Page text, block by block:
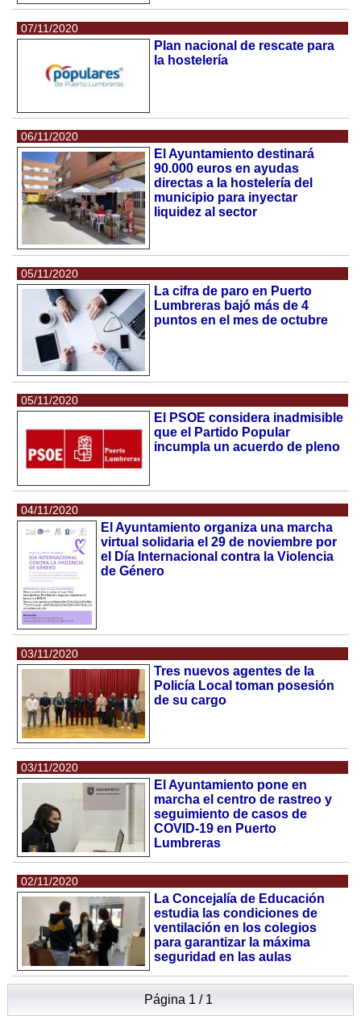
07/11/2020
Plan nacional de rescate para
la hostelería
06/11/2020
El Ayuntamiento destinará
90.000 euros en ayudas
directas a la hostelería del
municipio para inyectar
liquidez al sector
05/11/2020
La cifra de paro en Puerto
Lumbreras bajó más de 4
puntos en el mes de octubre
05/11/2020
El PSOE considera inadmisible
que el Partido Popular
incumpla un acuerdo de pleno
04/11/2020
El Ayuntamiento organiza una marcha
virtual solidaria el 29 de noviembre por
el Día Internacional contra la Violencia
de Género
03/11/2020
Tres nuevos agentes de la
Policía Local toman posesión
de su cargo
03/11/2020
El Ayuntamiento pone en
marcha el centro de rastreo y
seguimiento de casos de
COVID-19 en Puerto
Lumbreras
02/11/2020
La Concejalía de Educación
estudia las condiciones de
ventilación en los colegios
para garantizar la máxima
seguridad en las aulas
Página 1 / 1